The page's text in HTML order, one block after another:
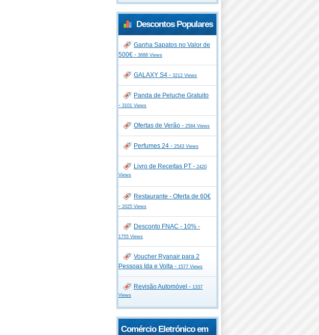
Descontos Populares
Ganha Sapatos no Valor de
500€ - 3688 Views
GALAXY S4 - 3212 Views
Panda de Peluche Gratuito
- 3101 Views
Ofertas de Verão - 2584 Views
Perfumes 24 - 2543 Views
Livro de Receitas PT - 2420
Views
Restaurante - Oferta de 60€
- 2025 Views
Desconto FNAC - 10% -
1755 Views
Voucher Ryanair para 2
Pessoas Ida e Volta - 1577 Views
Revisão Automóvel - 1337
Views
Comércio Eletrónico em